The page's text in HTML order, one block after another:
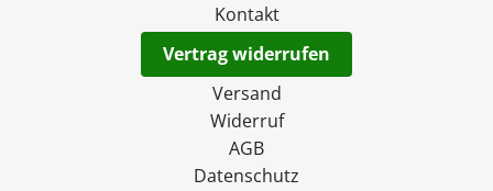
Kontakt
Vertrag widerrufen
Versand
Widerruf
AGB
Datenschutz